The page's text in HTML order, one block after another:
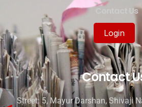
Contact Us
Login
Contact
Street: 5, Mayur Darshan, Shivaji